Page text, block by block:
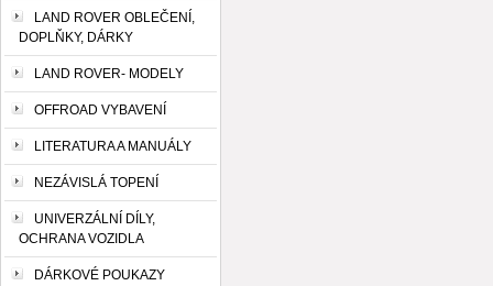
LAND ROVER OBLEČENÍ,
DOPLŇKY, DÁRKY
LAND ROVER- MODELY
OFFROAD VYBAVENÍ
LITERATURA A MANUÁLY
NEZÁVISLÁ TOPENÍ
UNIVERZÁLNÍ DÍLY,
OCHRANA VOZIDLA
DÁRKOVÉ POUKAZY